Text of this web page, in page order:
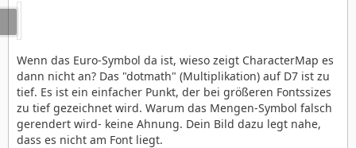
Wenn das Euro-Symbol da ist, wieso zeigt CharacterMap es
dann nicht an? Das "dotmath" (Multiplikation) auf D7 ist zu
tief. Es ist ein einfacher Punkt, der bei größeren Fontssizes
zu tief gezeichnet wird. Warum das Mengen-Symbol falsch
gerendert wird- keine Ahnung. Dein Bild dazu legt nahe,
dass es nicht am Font liegt.